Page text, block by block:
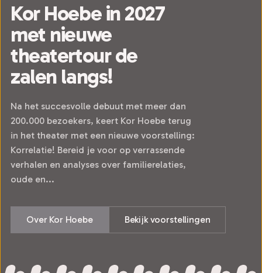
Kor Hoebe in 2027
met nieuwe
theatertour de
zalen langs!
Na het succesvolle debuut met meer dan
200.000 bezoekers, keert Kor Hoebe terug
in het theater met een nieuwe voorstelling:
Korrelatie! Bereid je voor op verrassende
verhalen en analyses over familierelaties,
oude en...
Over Kor Hoebe Bekijk voorstellingen